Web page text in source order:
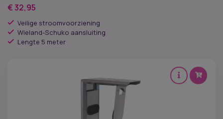
€32,95
Veilige stroomvoorziening
Wieland-Schuko aansluiting
Lengte 5 meter